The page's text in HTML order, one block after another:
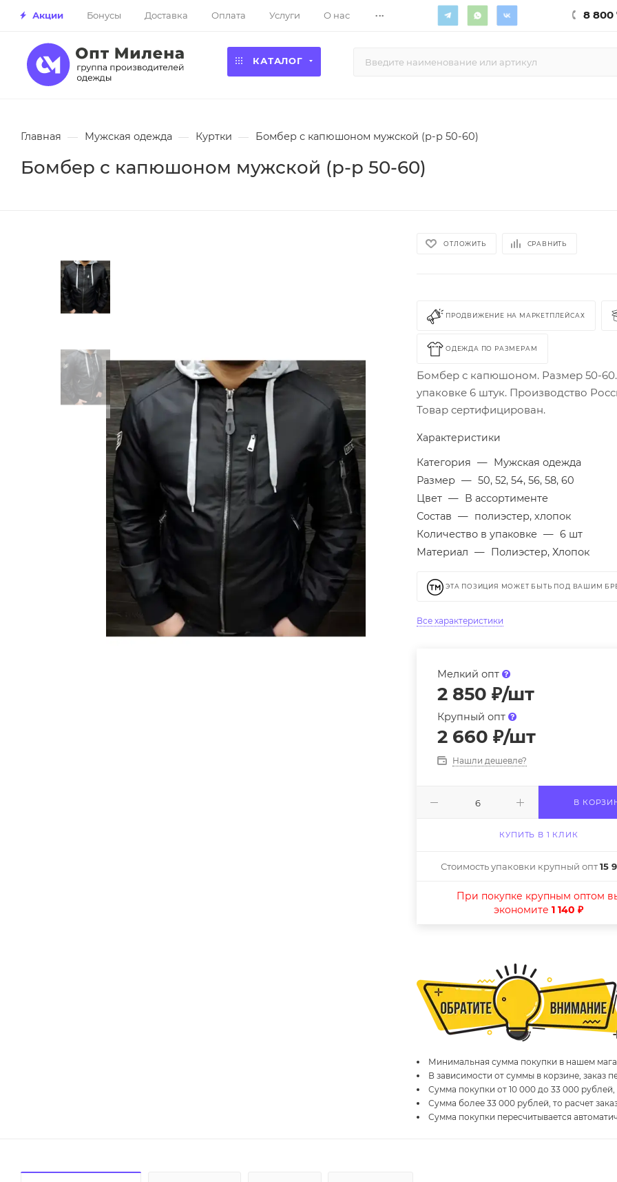
Акции Бонусы Доставка Оплата Услуги О нас ... 8 800
КАТАЛОГ
Главная — Мужская одежда — Куртки — Бомбер с капюшоном мужской (р-р 50-60)
Бомбер с капюшоном мужской (р-р 50-60)
ОТЛОЖИТЬ СРАВНИТЬ
ПРОДВИЖЕНИЕ НА МАРКЕТПЛЕЙСАХ
ОДЕЖДА ПО РАЗМЕРАМ
Бомбер с капюшоном. Размер 50-
упаковке 6 штук. Производство
Товар сертифицирован.
Характеристики
Категория — Мужская одежда
Размер — 50, 52, 54, 56, 58, 60
Цвет — В ассортименте
Состав — полиэстер, хлопок
Количество в упаковке — 6 шт
Материал — Полиэстер, Хлопок
ЭТА ПОЗИЦИЯ МОЖЕТ БЫТЬ ПОД ВАШИМ
Все характеристики
Мелкий опт
2 850 ₽/шт
Крупный опт
2 660 ₽/шт
Нашли дешевле?
В
КУПИТЬ В 1 КЛИК
Стоимость упаковки крупный опт15
При покупке крупным оптом
экономите1 140 ₽
Минимальная сумма покупки в нашем
В зависимости от суммы в корзине, заказ
Сумма покупки от 10 000 до 33 000 рублей,
Сумма более 33 000 рублей, то расчет
Сумма покупки пересчитывается